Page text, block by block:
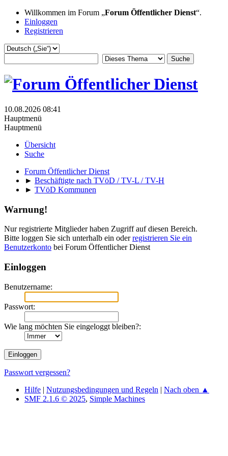
Willkommen im Forum „Forum Öffentlicher Dienst“.
Einloggen
Registrieren
10.08.2026 08:41
Hauptmenü
Hauptmenü
Übersicht
Suche
Forum Öffentlicher Dienst
► Beschäftigte nach TVöD / TV-L / TV-H
► TVöD Kommunen
Warnung!
Nur registrierte Mitglieder haben Zugriff auf diesen Bereich.
Bitte loggen Sie sich unterhalb ein oderregistrieren Sie ein
Benutzerkonto bei Forum Öffentlicher Dienst
Einloggen
Benutzername:
Passwort:
Wie lang möchten Sie eingeloggt bleiben?:
Passwort vergessen?
Hilfe | Nutzungsbedingungen und Regeln | Nach oben ▲
SMF 2.1.6 © 2025, Simple Machines